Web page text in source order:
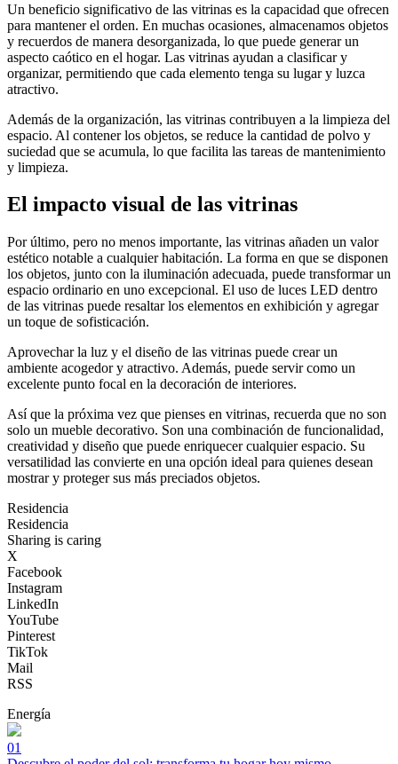
Un beneficio significativo de las vitrinas es la capacidad que ofrecen
para mantener el orden. En muchas ocasiones, almacenamos objetos
y recuerdos de manera desorganizada, lo que puede generar un
aspecto caótico en el hogar. Las vitrinas ayudan a clasificar y
organizar, permitiendo que cada elemento tenga su lugar y luzca
atractivo.
Además de la organización, las vitrinas contribuyen a la limpieza del
espacio. Al contener los objetos, se reduce la cantidad de polvo y
suciedad que se acumula, lo que facilita las tareas de mantenimiento
y limpieza.
El impacto visual de las vitrinas
Por último, pero no menos importante, las vitrinas añaden un valor
estético notable a cualquier habitación. La forma en que se disponen
los objetos, junto con la iluminación adecuada, puede transformar un
espacio ordinario en uno excepcional. El uso de luces LED dentro
de las vitrinas puede resaltar los elementos en exhibición y agregar
un toque de sofisticación.
Aprovechar la luz y el diseño de las vitrinas puede crear un
ambiente acogedor y atractivo. Además, puede servir como un
excelente punto focal en la decoración de interiores.
Así que la próxima vez que pienses en vitrinas, recuerda que no son
solo un mueble decorativo. Son una combinación de funcionalidad,
creatividad y diseño que puede enriquecer cualquier espacio. Su
versatilidad las convierte en una opción ideal para quienes desean
mostrar y proteger sus más preciados objetos.
Residencia
Residencia
Sharing is caring
X
Facebook
Instagram
LinkedIn
YouTube
Pinterest
TikTok
Mail
RSS
Energía
01